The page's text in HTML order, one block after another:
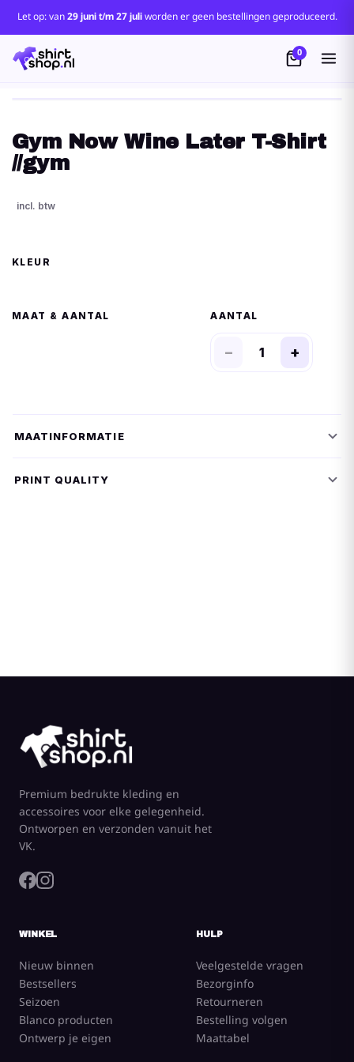
Let op: van29 juni t/m 27 juliworden er geen bestellingen geproduceerd.
0
Gym Now Wine Later T-Shirt
//gym
MAAT
− +
MAATINFORMATIE
PRINT QUALITY
Premium bedrukte kleding en
accessoires voor elke gelegenheid.
Ontworpen en verzonden vanuit het
VK.
WINKEL
Nieuw binnen
Bestsellers
Seizoen
Blanco producten
Ontwerp je eigen
HULP
Veelgestelde vragen
Bezorginfo
Retourneren
Bestelling volgen
Maattabel